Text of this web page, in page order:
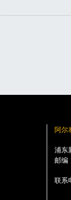
阿尔
浦东
邮编
联系